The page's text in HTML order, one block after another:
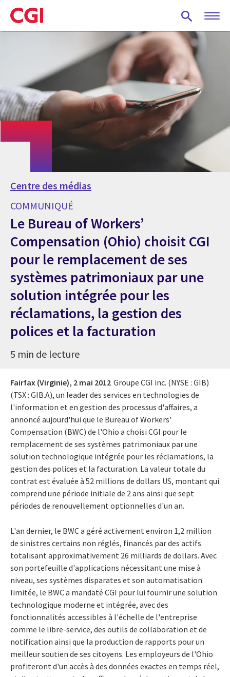
Skip
to
main
Centre des médias
COMMUNIQUÉ
Le Bureau of Workers’
Compensation (Ohio) choisit CGI
pour le remplacement de ses
systèmes patrimoniaux par une
solution intégrée pour les
réclamations, la gestion des
polices et la facturation
5 min de lecture
Fairfax (Virginie), 2 mai 2012 Groupe CGI inc. (NYSE : GIB)
(TSX : GIB.A), un leader des services en technologies de
l'information et en gestion des processus d'affaires, a
annoncé aujourd'hui que le Bureau of Workers'
Compensation (BWC) de l'Ohio a choisi CGI pour le
remplacement de ses systèmes patrimoniaux par une
solution technologique intégrée pour les réclamations, la
gestion des polices et la facturation. La valeur totale du
contrat est évaluée à 52 millions de dollars US, montant qui
comprend une période initiale de 2 ans ainsi que sept
périodes de renouvellement optionnelles d'un an.
L'an dernier, le BWC a géré activement environ 1,2 million
de sinistres certains non réglés, financés par des actifs
totalisant approximativement 26 milliards de dollars. Avec
son portefeuille d'applications nécessitant une mise à
niveau, ses systèmes disparates et son automatisation
limitée, le BWC a mandaté CGI pour lui fournir une solution
technologique moderne et intégrée, avec des
fonctionnalités accessibles à l'échelle de l'entreprise
comme le libre-service, des outils de collaboration et de
notification ainsi que la production de rapports pour un
meilleur soutien de ses citoyens. Les employeurs de l'Ohio
profiteront d'un accès à des données exactes en temps réel,